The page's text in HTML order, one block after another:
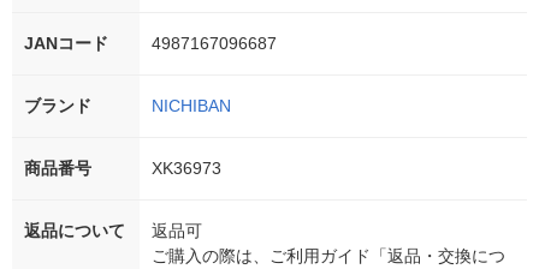
JANコード 4987167096687
ブランド NICHIBAN
商品番号 XK36973
返品について
返品可
ご購入の際は、ご利用ガイド「返品・交換につ